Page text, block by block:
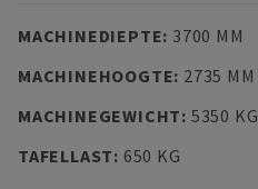
MACHINEDIEPTE: 3700 MM
MACHINEHOOGTE: 2735 MM
MACHINEGEWICHT: 5350 KG
TAFELLAST: 650 KG